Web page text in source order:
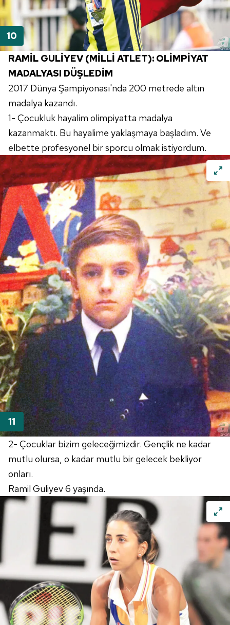
RAMİL GULİYEV (MİLLİ ATLET): OLİMPİYAT
MADALYASI DÜŞLEDİM
2017 Dünya Şampiyonası'nda 200 metrede altın
madalya kazandı.
1- Çocukluk hayalim olimpiyatta madalya
kazanmaktı. Bu hayalime yaklaşmaya başladım. Ve
elbette profesyonel bir sporcu olmak istiyordum.
2- Çocuklar bizim geleceğimizdir. Gençlik ne kadar
mutlu olursa, o kadar mutlu bir gelecek bekliyor
onları.
Ramil Guliyev6 yaşında.